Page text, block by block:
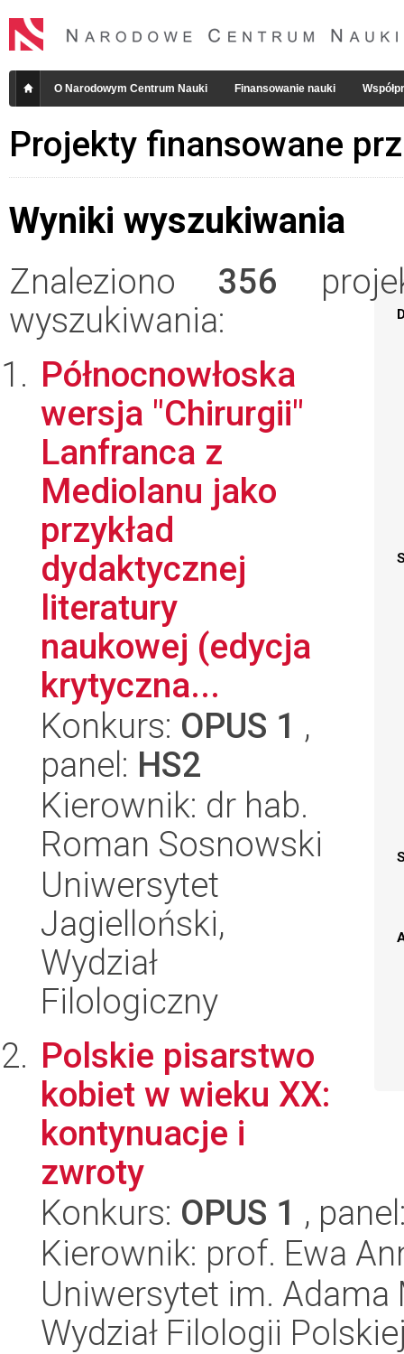
O Narodowym Centrum Nauki Finansowanie nauki
Projekty finansowane
Wyniki wyszukiwania
Znaleziono 356
wyszukiwania:
Północnowłoska
wersja "Chirurgii"
Lanfranca z
Mediolanu jako
przykład
dydaktycznej
literatury
naukowej (edycja
krytyczna...
Konkurs: OPUS 1 ,
panel: HS2
Kierownik: dr hab.
Roman Sosnowski
Uniwersytet
Jagielloński,
Wydział
Filologiczny
Polskie pisarstwo
kobiet w wieku XX:
kontynuacje i
zwroty
Konkurs: OPUS 1 ,
Kierownik: prof. Ewa
Uniwersytet im.
Wydział Filologii